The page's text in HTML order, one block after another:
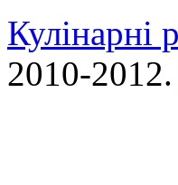
Кулінарні
2010-2012.